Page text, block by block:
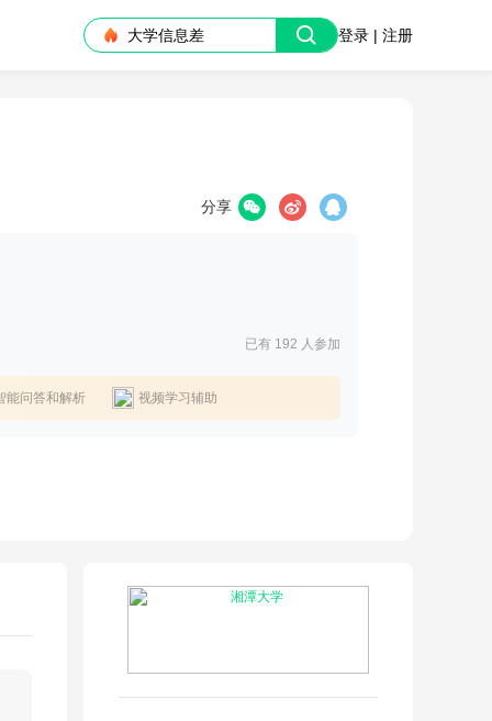
大学信息差 登录 | 注册
分享
已有 192 人参加
能问答和解析 视频学习辅助